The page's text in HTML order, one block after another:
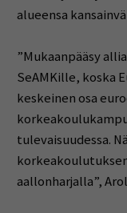
alueensa
”Mukaanpääsy
SeAMKille, koska
keskeinen osa
tulevaisuudessa.
aallonharjalla”,